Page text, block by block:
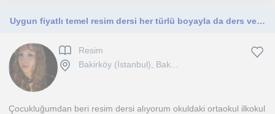
Uygun fiyatlı temel resim dersi her türlü boyayla da ders veririm
Resim
Bakirköy (İstanbul), Bak...
Çocukluğumdan beri resim dersi alıyorum okuldaki ortaokul ilkokul